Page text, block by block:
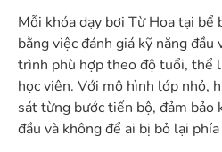
Mỗi khóa dạy bơi Từ Hoa tại bể
bằng việc đánh giá kỹ năng
trình phù hợp theo độ tuổi, thể
học viên. Với mô hình lớp nhỏ,
sát từng bước tiến bộ, đảm bảo
đầu và không để ai bị bỏ lại phía